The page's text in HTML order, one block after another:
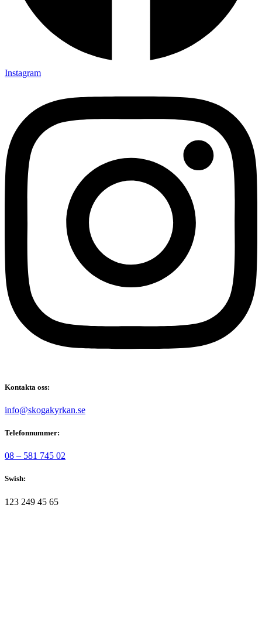
Instagram
Kontakta oss:
es.nakrykagoks
@ofni
Telefonnummer:
08 – 581 745 02
Swish:
123 249 45 65